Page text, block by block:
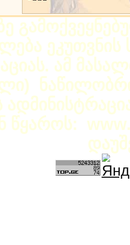
ეკუთვნის
ამ
წყაროს: